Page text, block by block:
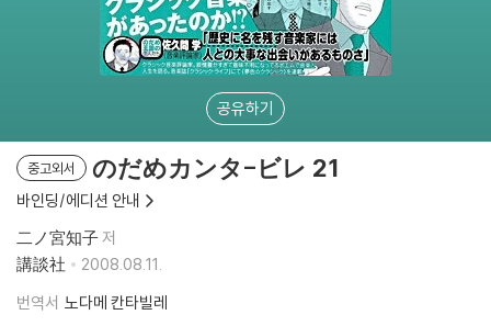
공유하기
중고외서 のだめカンタ-ビレ 21
바인딩/에디션 안내
二ノ宮知子저
講談社
2008.08.11.
번역서 노다메 칸타빌레